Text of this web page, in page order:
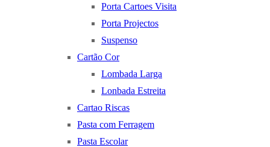
Porta Cartoes Visita
Porta Projectos
Suspenso
Cartão Cor
Lombada Larga
Lonbada Estreita
Cartao Riscas
Pasta com Ferragem
Pasta Escolar